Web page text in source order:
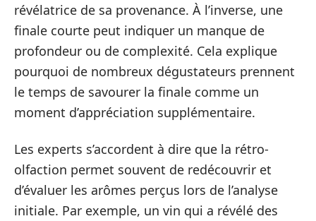
révélatrice de sa provenance. À l’inverse, une
finale courte peut indiquer un manque de
profondeur ou de complexité. Cela explique
pourquoi de nombreux dégustateurs prennent
le temps de savourer la finale comme un
moment d’appréciation supplémentaire.
Les experts s’accordent à dire que la rétro-
olfaction permet souvent de redécouvrir et
d’évaluer les arômes perçus lors de l’analyse
initiale. Par exemple, un vin qui a révélé des